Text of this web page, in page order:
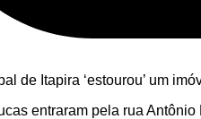
de Itapira ‘estourou’ um
entraram pela rua